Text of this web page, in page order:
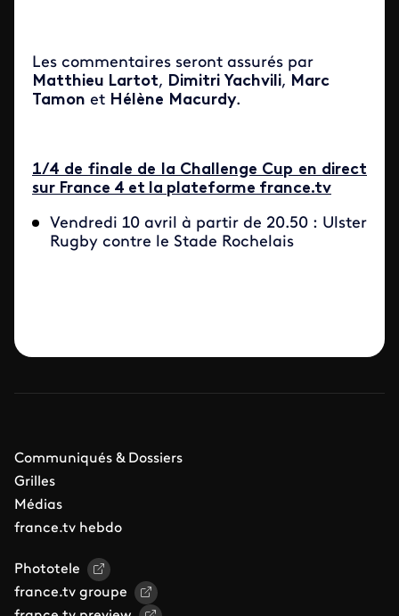
Les commentaires seront assurés par
Matthieu Lartot, Dimitri Yachvili, Marc
Tamon et Hélène Macurdy.
1/4 de finale de la Challenge Cup en direct
sur France 4 et la plateforme france.tv
Vendredi 10 avril à partir de 20.50 : Ulster
Rugby contre le Stade Rochelais
Communiqués & Dossiers
Grilles
Médias
france.tv hebdo
Phototele
france.tv groupe